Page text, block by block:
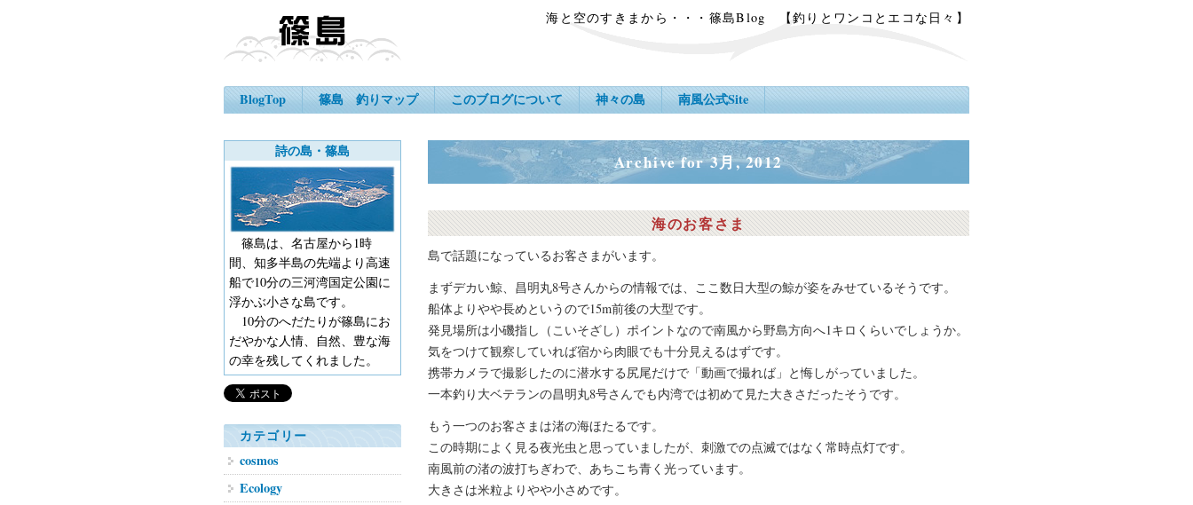
海と空のすきまから・・・篠島Blog 【釣りとワンコとエコな日々】
BlogTop 篠島 釣りマップ このブログについて 神々の島 南風公式Site
Archive for 3月, 2012
海のお客さま
島で話題になっているお客さまがいます。
まずデカい鯨、昌明丸8号さんからの情報では、ここ数日大型の鯨が姿をみせているそうです。
船体よりやや長めというので15m前後の大型です。
発見場所は小磯指し（こいそざし）ポイントなので南風から野島方向へ1キロくらいでしょうか。
気をつけて観察していれば宿から肉眼でも十分見えるはずです。
携帯カメラで撮影したのに潜水する尻尾だけで「動画で撮れば」と悔しがっていました。
一本釣り大ベテランの昌明丸8号さんでも内湾では初めて見た大きさだったそうです。
もう一つのお客さまは渚の海ほたるです。
この時期によく見る夜光虫と思っていましたが、刺激での点滅ではなく常時点灯です。
南風前の渚の波打ちぎわで、あちこち青く光っています。
大きさは米粒よりやや小さめです。
詩の島・篠島
篠島は、名古屋から1時
間、知多半島の先端より高速
船で10分の三河湾国定公園に
浮かぶ小さな島です。
10分のへだたりが篠島にお
だやかな人情、自然、豊な海
の幸を残してくれました。
カテゴリー
cosmos
Ecology